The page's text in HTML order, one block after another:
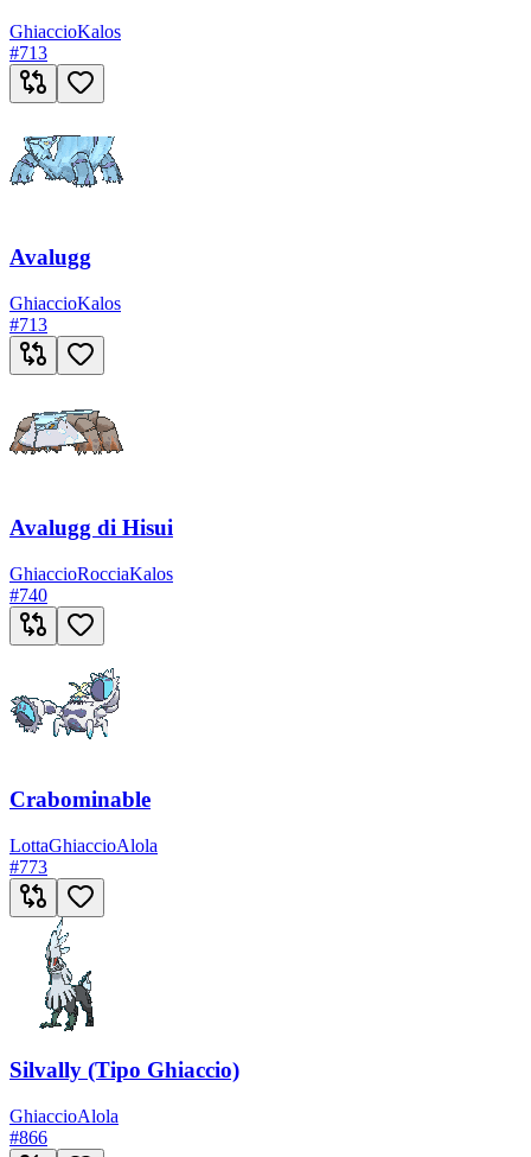
GhiaccioKalos
#713
Avalugg
GhiaccioKalos
#713
Avalugg di Hisui
GhiaccioRocciaKalos
#740
Crabominable
LottaGhiaccioAlola
#773
Silvally (Tipo Ghiaccio)
GhiaccioAlola
#866